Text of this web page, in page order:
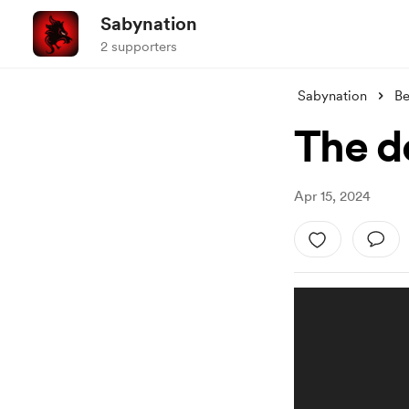
Sabynation
2 supporters
Sabynation
The
Apr 15, 2024